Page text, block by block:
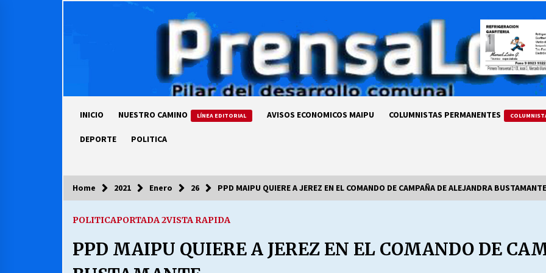
INICIO NUESTRO CAMINO LÍNEA EDITORIAL AVISOS ECONOMICOS MAIPU COLUMNISTAS PERMANENTES
DEPORTE POLITICA
COLUMNISTA
luz… ¿Y cuándo van a bajar?
03/08/2026
69 AÑOS DE HISTORIA
28/07/2026
Home 2021 Enero 26 PPD MAIPU QUIERE A JEREZ EN EL COMANDO DE CAMPAÑA DE ALEJANDRA BUSTAMANTE
POLITICAPORTADA 2VISTA RAPIDA
PPD MAIPU QUIERE A JEREZ EN EL COMANDO DE